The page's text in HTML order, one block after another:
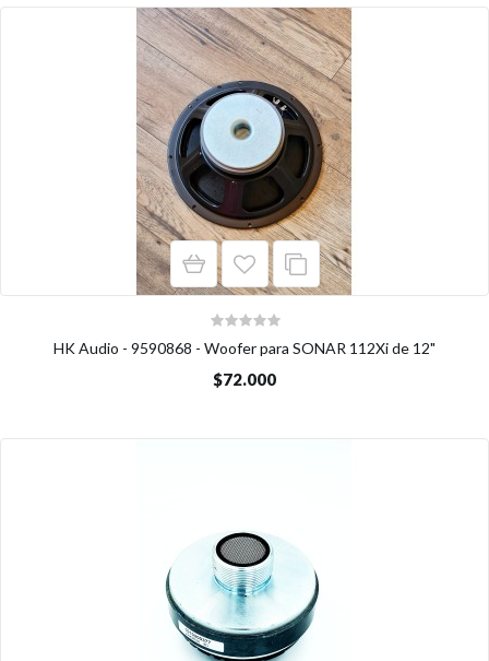
HK Audio - 9590868 - Woofer para SONAR 112Xi de 12"
$72.000